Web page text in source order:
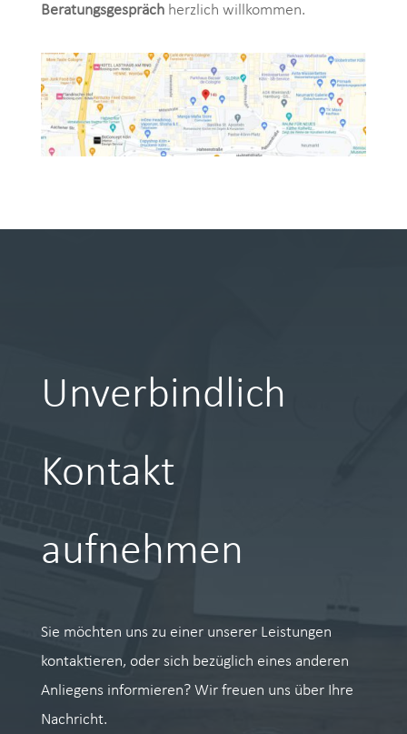
Beratungsgesprächherzlich willkommen.
Unverbindlich
Kontakt
aufnehmen
Sie möchten uns zu einer unserer Leistungen
kontaktieren, oder sich bezüglich eines anderen
Anliegens informieren? Wir freuen uns über Ihre
Nachricht.